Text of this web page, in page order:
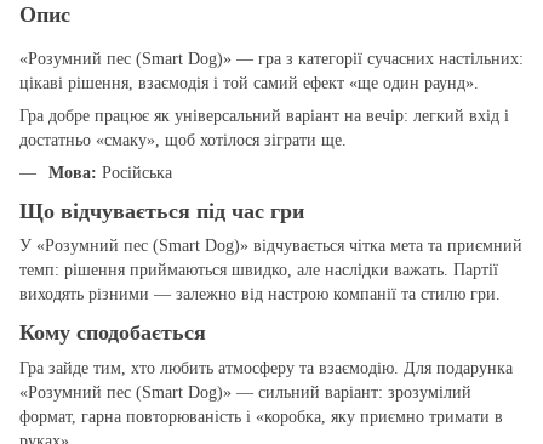
Опис
«Розумний пес (Smart Dog)» — гра з категорії сучасних настільних:
цікаві рішення, взаємодія і той самий ефект «ще один раунд».
Гра добре працює як універсальний варіант на вечір: легкий вхід і
достатньо «смаку», щоб хотілося зіграти ще.
Мова: Російська
Що відчувається під час гри
У «Розумний пес (Smart Dog)» відчувається чітка мета та приємний
темп: рішення приймаються швидко, але наслідки важать. Партії
виходять різними — залежно від настрою компанії та стилю гри.
Кому сподобається
Гра зайде тим, хто любить атмосферу та взаємодію. Для подарунка
«Розумний пес (Smart Dog)» — сильний варіант: зрозумілий
формат, гарна повторюваність і «коробка, яку приємно тримати в